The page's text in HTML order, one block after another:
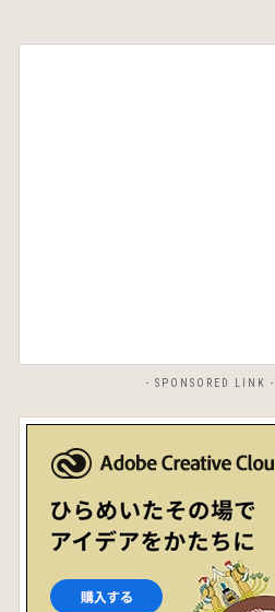
- SPONSORED LINK -